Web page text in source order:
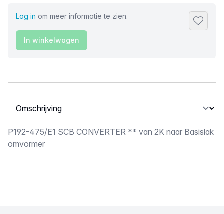
Log in om meer informatie te zien.
In winkelwagen
Selecteer een tabblad
Omschrijving
P192-475/E1 SCB CONVERTER ** van 2K naar Basislak
omvormer